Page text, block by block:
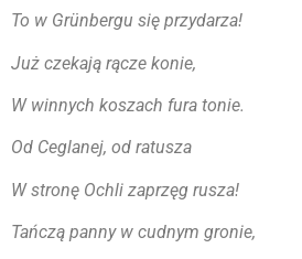
To w Grünbergu się przydarza!
Już czekają rącze konie,
W winnych koszach fura tonie.
Od Ceglanej, od ratusza
W stronę Ochli zaprzęg rusza!
Tańczą panny w cudnym gronie,